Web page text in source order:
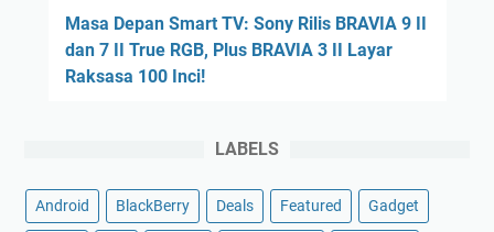
Masa Depan Smart TV: Sony Rilis BRAVIA 9 II
dan 7 II True RGB, Plus BRAVIA 3 II Layar
Raksasa 100 Inci!
LABELS
Android BlackBerry Deals Featured Gadget